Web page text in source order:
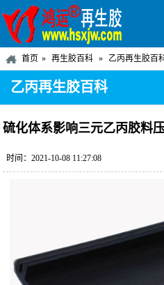
首页 再生胶百科 乙丙再生胶百
乙丙再生胶百科
硫化体系影响三元乙丙胶料
时间：2021-10-08 11:27:08